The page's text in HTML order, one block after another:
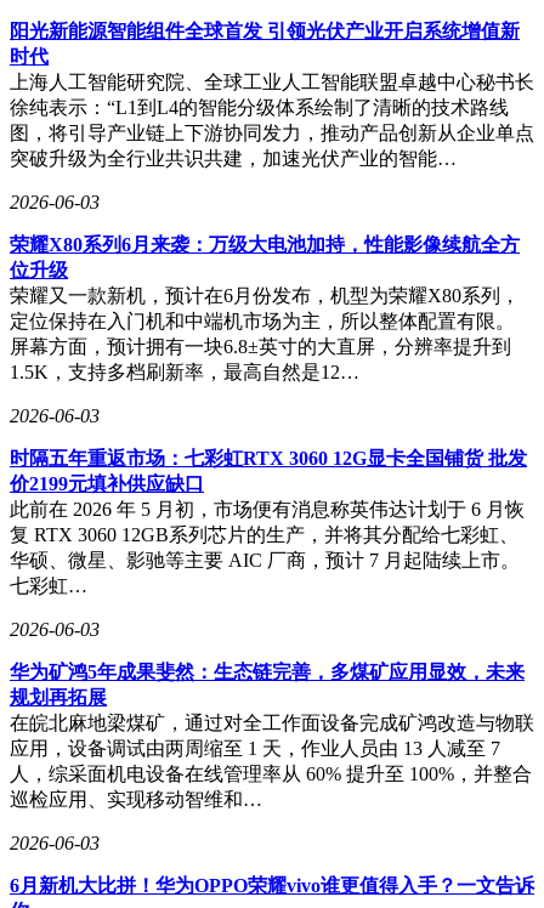
阳光新能源智能组件全球首发 引领光伏产业开启系统增值新
时代
上海人工智能研究院、全球工业人工智能联盟卓越中心秘书长
徐纯表示：“L1到L4的智能分级体系绘制了清晰的技术路线
图，将引导产业链上下游协同发力，推动产品创新从企业单点
突破升级为全行业共识共建，加速光伏产业的智能…
2026-06-03
荣耀X80系列6月来袭：万级大电池加持，性能影像续航全方
位升级
荣耀又一款新机，预计在6月份发布，机型为荣耀X80系列，
定位保持在入门机和中端机市场为主，所以整体配置有限。
屏幕方面，预计拥有一块6.8±英寸的大直屏，分辨率提升到
1.5K，支持多档刷新率，最高自然是12…
2026-06-03
时隔五年重返市场：七彩虹RTX 3060 12G显卡全国铺货 批发
价2199元填补供应缺口
此前在 2026 年 5 月初，市场便有消息称英伟达计划于 6 月恢
复 RTX 3060 12GB系列芯片的生产，并将其分配给七彩虹、
华硕、微星、影驰等主要 AIC 厂商，预计 7 月起陆续上市。
七彩虹…
2026-06-03
华为矿鸿5年成果斐然：生态链完善，多煤矿应用显效，未来
规划再拓展
在皖北麻地梁煤矿，通过对全工作面设备完成矿鸿改造与物联
应用，设备调试由两周缩至 1 天，作业人员由 13 人减至 7
人，综采面机电设备在线管理率从 60% 提升至 100%，并整合
巡检应用、实现移动智维和…
2026-06-03
6月新机大比拼！华为OPPO荣耀vivo谁更值得入手？一文告诉